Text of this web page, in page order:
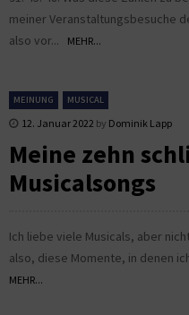
meiner Veranstaltungsbesuche
also vor...
MEHR...
MEINUNG MUSICAL
12. Januar 2022 by Dominik Lapp
Meine zehn
Musicalsongs
Ich liebe viele Musicals, aber
also, diese Momente, in denen
MEHR...